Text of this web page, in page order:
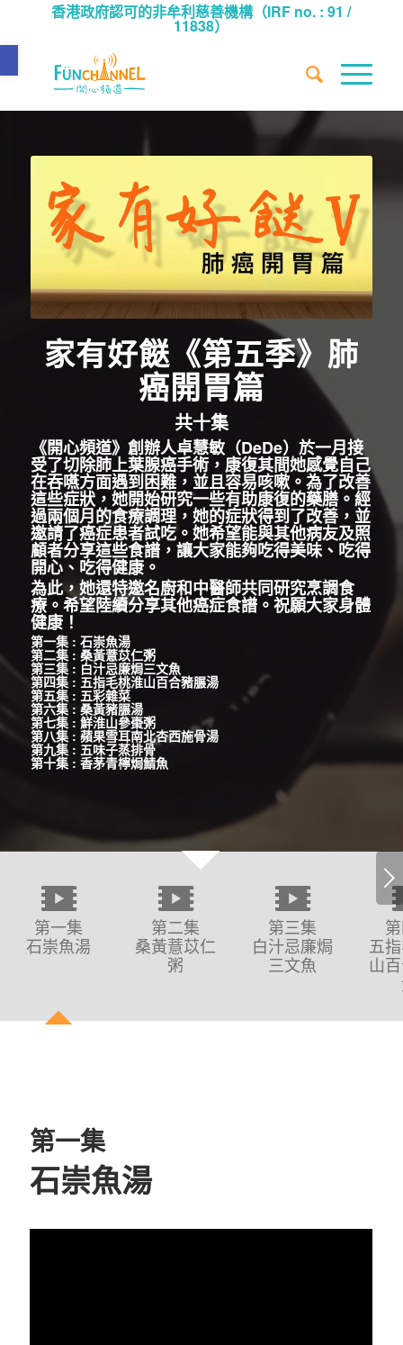
Open toolbar
香港政府認可的非牟利慈善機構（IRF no. : 91 /
11838）
家有好餸《第五季》肺
癌開胃篇
共十集
《開心頻道》創辦人卓慧敏（DeDe）於一月接
受了切除肺上葉腺癌手術，康復其間她感覺自己
在吞嚥方面遇到困難，並且容易咳嗽。為了改善
這些症狀，她開始研究一些有助康復的藥膳。經
過兩個月的食療調理，她的症狀得到了改善，並
邀請了癌症患者試吃。她希望能與其他病友及照
顧者分享這些食譜，讓大家能夠吃得美味、吃得
開心、吃得健康。
為此，她還特邀名廚和中醫師共同研究烹調食
療。希望陸續分享其他癌症食譜。祝願大家身體
健康！
第一集 : 石崇魚湯
第二集 : 桑黃薏苡仁粥
第三集 : 白汁忌廉焗三文魚
第四集 : 五指毛桃淮山百合豬𦟌湯
第五集 : 五彩雜菜
第六集 : 桑黃豬𦟌湯
第七集 : 鮮淮山參棗粥
第八集 : 蘋果雪耳南北杏西施骨湯
第九集 : 五味子蒸排骨
第十集 : 香茅青檸焗鯖魚
第一集
石崇魚湯
第二集
桑黃薏苡仁
粥
第三集
白汁忌廉焗
三文魚
五
山
Next
第一集
石崇魚湯